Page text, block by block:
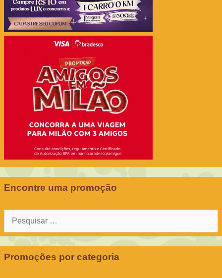
Encontre uma promoção
Promoções por categoria